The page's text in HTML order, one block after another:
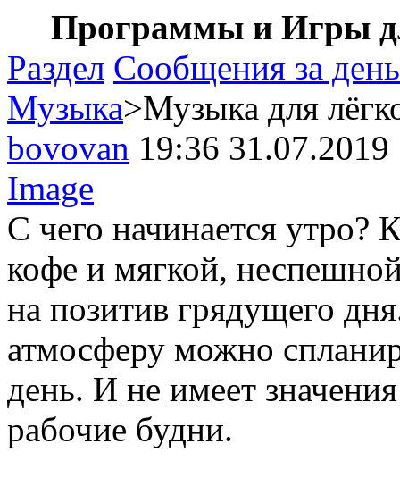
Программы и Игры
Раздел Сообщения за день
Музыка>Музыка для
bovovan 19:36 31.07.2019
Image
С чего начинается утро?
кофе и мягкой,
на позитив грядущего
атмосферу можно
день. И не имеет
рабочие будни.